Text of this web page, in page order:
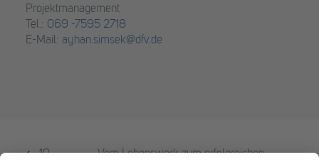
Projektmanagement
Tel.: 069 -7595 2718
E-Mail: ayhan.simsek@dfv.de
10.
Vom Lebenswerk zum erfolgreichen